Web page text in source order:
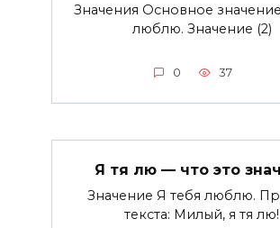
Значения Основное
люблю. Значение (2)
0 37
Я тя лю — что это
Значение Я тебя люблю.
текста: Милый, я тя лю!